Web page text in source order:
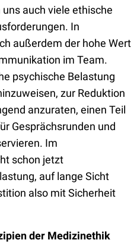
auch viele ethische
In
außerdem der hohe Wert
im Team.
psychische Belastung
zur Reduktion
anzuraten, einen Teil
Gesprächsrunden und
Im
schon jetzt
auf lange Sicht
also mit Sicherheit
der Medizinethik